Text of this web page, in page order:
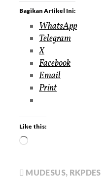
Bagikan Artikel Ini:
WhatsApp
Telegram
X
Facebook
Email
Print
Like this:
MUDESUS, RKPDES